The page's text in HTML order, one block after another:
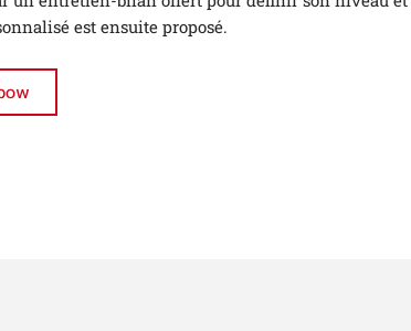
est ensuite proposé.